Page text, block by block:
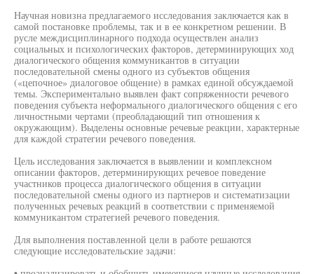
Научная новизна предлагаемого исследования заключается как в
самой постановке проблемы, так и в ее конкретном решении. В
русле междисциплинарного подхода осуществлен анализ
социальных и психологических факторов, детерминирующих ход
диалогического общения коммуникантов в ситуации
последовательной смены одного из субъектов общения
(«цепочное» диалоговое общение) в рамках единой обсуждаемой
темы. Экспериментально выявлен факт сопряженности речевого
поведения субъекта неформального диалогического общения с его
личностными чертами (преобладающий тип отношения к
окружающим). Выделены основные речевые реакции, характерные
для каждой стратегии речевого поведения.
Цель исследования заключается в выявлении и комплексном
описании факторов, детерминирующих речевое поведение
участников процесса диалогического общения в ситуации
последовательной смены одного из партнеров и систематизации
полученных речевых реакций в соответствии с применяемой
коммуникантом стратегией речевого поведения.
Для выполнения поставленной цели в работе решаются
следующие исследовательские задачи: